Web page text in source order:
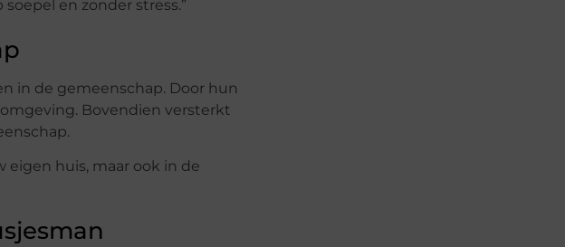
en zonder stress.”
in de gemeenschap. Door hun
Bovendien versterkt
huis, maar ook in de